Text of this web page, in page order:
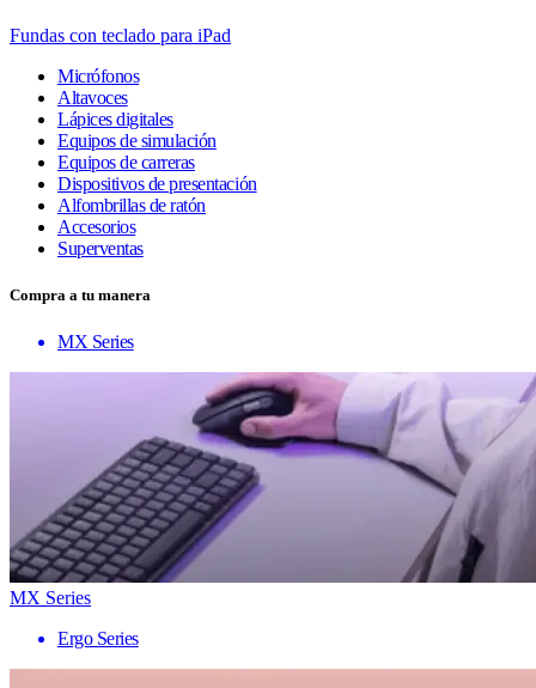
Fundas con teclado para iPad
Micrófonos
Altavoces
Lápices digitales
Equipos de simulación
Equipos de carreras
Dispositivos de presentación
Alfombrillas de ratón
Accesorios
Superventas
Compra a tu manera
MX Series
MX Series
Ergo Series